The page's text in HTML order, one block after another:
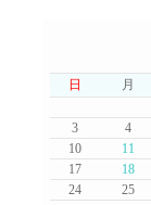
日 月
3
4
10
11
17
18
24
25